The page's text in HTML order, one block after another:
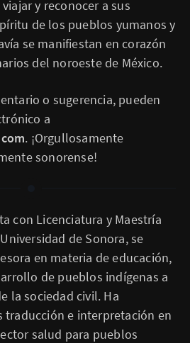
y reconocer a sus
de los pueblos yumanos y
se manifiestan en corazón
del noroeste de México.
o sugerencia, pueden
a
. ¡Orgullosamente
sonorense!
con Licenciatura y Maestría
de Sonora, se
en materia de educación,
de pueblos indígenas a
la sociedad civil. Ha
traducción e interpretación en
salud para pueblos